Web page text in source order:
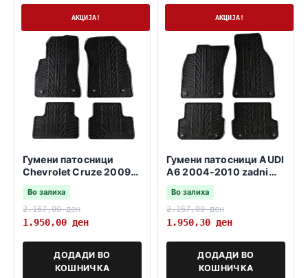
АКЦИЈА!
Гумени патосници
Chevrolet Cruze 2009-
2016
Во залиха
2.167,00ден
1.950,00 ден
ДОДАДИ ВО
КОШНИЧКА
АКЦИЈА!
Гумени патосници AUDI
A6 2004-2010 zadni
fiksatori 37,5cm
Во залиха
2.167,00ден
1.950,30 ден
ДОДАДИ ВО
КОШНИЧКА